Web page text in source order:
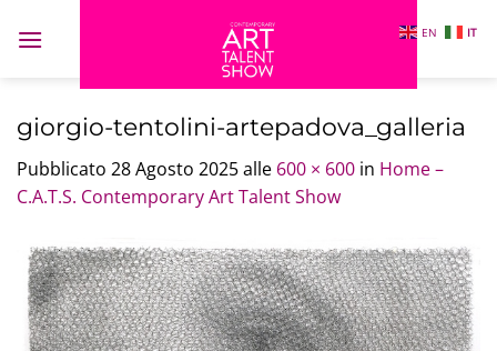
giorgio-tentolini-artepadova_galleria
Pubblicato 28 Agosto 2025alle 600 × 600 in Home –
C.A.T.S. Contemporary Art Talent Show
EN IT